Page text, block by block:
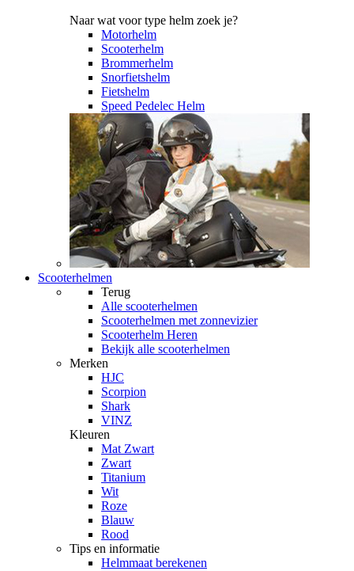
Naar wat voor type helm zoek je?
Motorhelm
Scooterhelm
Brommerhelm
Snorfietshelm
Fietshelm
Speed Pedelec Helm
Scooterhelmen
Terug
Alle scooterhelmen
Scooterhelmen met zonnevizier
Scooterhelm Heren
Bekijk alle scooterhelmen
Merken
HJC
Scorpion
Shark
VINZ
Kleuren
Mat Zwart
Zwart
Titanium
Wit
Roze
Blauw
Rood
Tips en informatie
Helmmaat berekenen